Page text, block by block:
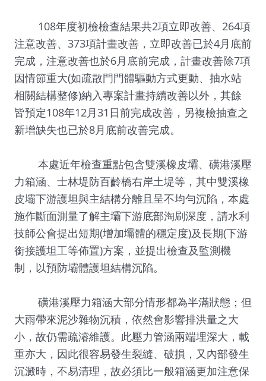
108年度初檢檢查結果共2項立即改善、264項
注意改善、373項計畫改善，立即改善已於4月底前
完成，注意改善也於6月底前完成，計畫改善除7項
因情節重大(如疏散門門體驅動方式更動、抽水站
相關結構整修)納入專案計畫持續改善以外，其餘
皆預定108年12月31日前完成改善，另複檢抽查之
新增缺失也已於8月底前改善完成。
本處近年檢查重點包含雙溪橡皮壩、磺港溪壓
力箱涵、士林堤防百齡橋右岸土堤等，其中雙溪橡
皮壩下游護坦與主結構分離且呈不均勻沉陷，本處
施作斷面測量了解主壩下游底部淘刷深度，請水利
技師公會提出短期(增加壩體的穩定度)及長期(下游
銜接護坦工等佈置)方案，並提出檢查及監測機
制，以預防壩體護坦結構沉陷。
磺港溪壓力箱涵大部分情形都為半滿狀態；但
大雨帶來泥沙雜物沉積，依然會影響排洪量之大
小，故仍需疏濬維護。此壓力管涵兩端埋深大，載
重亦大，因此很容易發生裂縫、破損，又內部發生
沉澱時，不易清理，故必須比一般箱涵更加注意保